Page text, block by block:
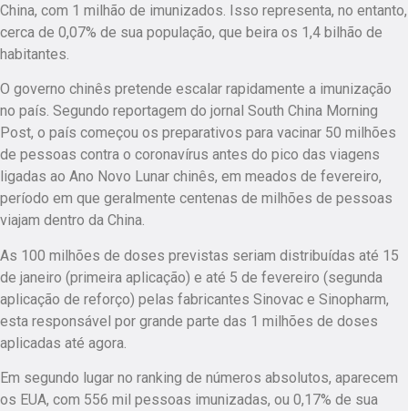
China, com 1 milhão de imunizados. Isso representa, no entanto,
cerca de 0,07% de sua população, que beira os 1,4 bilhão de
habitantes.
O governo chinês pretende escalar rapidamente a imunização
no país. Segundo reportagem do jornal South China Morning
Post, o país começou os preparativos para vacinar 50 milhões
de pessoas contra o coronavírus antes do pico das viagens
ligadas ao Ano Novo Lunar chinês, em meados de fevereiro,
período em que geralmente centenas de milhões de pessoas
viajam dentro da China.
As 100 milhões de doses previstas seriam distribuídas até 15
de janeiro (primeira aplicação) e até 5 de fevereiro (segunda
aplicação de reforço) pelas fabricantes Sinovac e Sinopharm,
esta responsável por grande parte das 1 milhões de doses
aplicadas até agora.
Em segundo lugar no ranking de números absolutos, aparecem
os EUA, com 556 mil pessoas imunizadas, ou 0,17% de sua